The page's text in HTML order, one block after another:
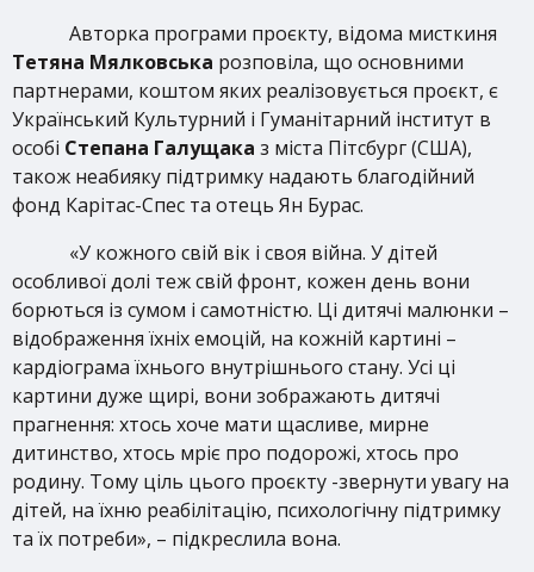
Авторка програми проєкту, відома мисткиня
Тетяна Мялковська розповіла, що основними
партнерами, коштом яких реалізовується проєкт, є
Український Культурний і Гуманітарний інститут в
особі Степана Галущака з міста Пітсбург (США),
також неабияку підтримку надають благодійний
фонд Карітас-Спес та отець Ян Бурас.
«У кожного свій вік і своя війна. У дітей
особливої долі теж свій фронт, кожен день вони
борються із сумом і самотністю. Ці дитячі малюнки –
відображення їхніх емоцій, на кожній картині –
кардіограма їхнього внутрішнього стану. Усі ці
картини дуже щирі, вони зображають дитячі
прагнення: хтось хоче мати щасливе, мирне
дитинство, хтось мріє про подорожі, хтось про
родину. Тому ціль цього проєкту -звернути увагу на
дітей, на їхню реабілітацію, психологічну підтримку
та їх потреби», – підкреслила вона.